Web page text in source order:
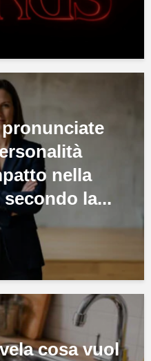
nella
la...
cosa vuol